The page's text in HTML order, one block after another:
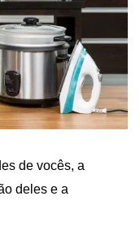
de vocês, a
deles e a